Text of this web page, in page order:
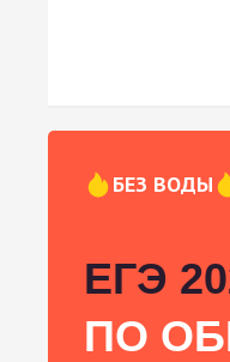
БЕЗ ВОДЫ
ЕГЭ
ПО